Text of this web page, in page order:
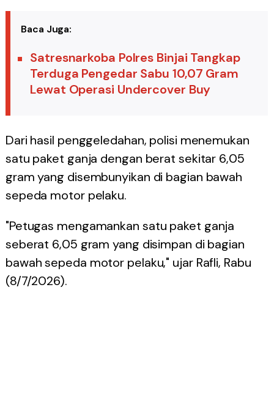
Baca Juga:
Satresnarkoba Polres Binjai Tangkap
Terduga Pengedar Sabu 10,07 Gram
Lewat Operasi Undercover Buy
Dari hasil penggeledahan, polisi menemukan
satu paket ganja dengan berat sekitar 6,05
gram yang disembunyikan di bagian bawah
sepeda motor pelaku.
"Petugas mengamankan satu paket ganja
seberat 6,05 gram yang disimpan di bagian
bawah sepeda motor pelaku," ujar Rafli, Rabu
(8/7/2026).